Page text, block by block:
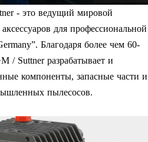
- это ведущий мировой
для профессиональной
Благодаря более чем 60-
/ Suttner разрабатывает и
компоненты, запасные части и
пылесосов.